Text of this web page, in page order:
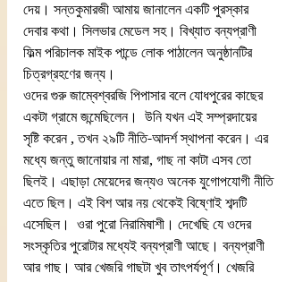
দেয়। সন্তকুমারজী আমায় জানালেন একটি পুরস্কার
দেবার কথা। সিলভার মেডেল সহ। বিখ্যাত বন্যপ্রাণী
ফিল্ম পরিচালক মাইক পান্ডে লোক পাঠালেন অনুষ্ঠানটির
চিত্রগ্রহণের জন্য।
ওদের গুরু জাম্বেশ্বরজি পিপাসার বলে যোধপুরের কাছের
একটা গ্রামে জন্মেছিলেন।  উনি যখন এই সম্প্রদায়ের
সৃষ্টি করেন , তখন ২৯টি নীতি-আদর্শ স্থাপনা করেন। এর
মধ্যে জন্তু জানোয়ার না মারা, গাছ না কাটা এসব তো
ছিলই। এছাড়া মেয়েদের জন্যও অনেক যুগোপযোগী নীতি
এতে ছিল। এই বিশ আর নয় থেকেই বিষ্ণোই শব্দটি
এসেছিল।  ওরা পুরো নিরামিষাশী। দেখেছি যে ওদের
সংস্কৃতির পুরোটার মধ্যেই বন্যপ্রাণী আছে। বন্যপ্রাণী
আর গাছ। আর খেজরি গাছটা খুব তাৎপর্যপূর্ণ। খেজরি